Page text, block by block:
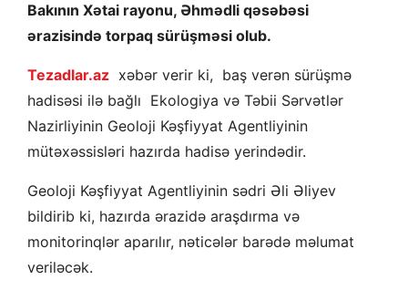
Bakının Xətai rayonu, Əhmədli qəsəbəsi
ərazisində torpaq sürüşməsi olub.
Tezadlar.az xəbər verir ki, baş verən sürüşmə
hadisəsi ilə bağlı Ekologiya və Təbii Sərvətlər
Nazirliyinin Geoloji Kəşfiyyat Agentliyinin
mütəxəssisləri hazırda hadisə yerindədir.
Geoloji Kəşfiyyat Agentliyinin sədri Əli Əliyev
bildirib ki, hazırda ərazidə araşdırma və
monitorinqlər aparılır, nəticələr barədə məlumat
veriləcək.